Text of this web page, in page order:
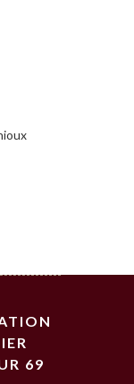
69